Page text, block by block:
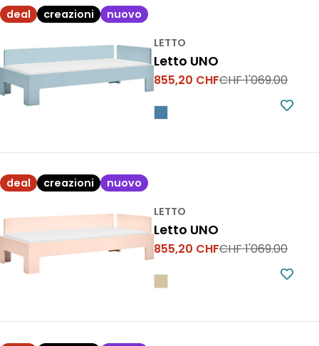
deal creazioni nuovo
LETTO
Letto UNO
Prezzo
vendita
855,20 CHF
Prezzo
CHF 1'069.00
deal creazioni nuovo
LETTO
Letto UNO
Prezzo
vendita
855,20 CHF
Prezzo
CHF 1'069.00